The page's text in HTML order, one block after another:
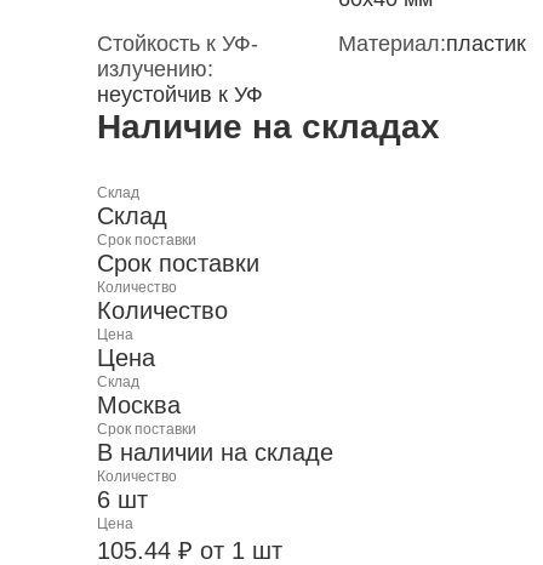
Стойкость к УФ-
излучению:
неустойчив к УФ
Материал:пластик
Наличие на складах
Склад
Склад
Срок поставки
Срок поставки
Количество
Количество
Цена
Цена
Склад
Москва
Срок поставки
В наличии на складе
Количество
6 шт
Цена
105.44 ₽ от 1 шт